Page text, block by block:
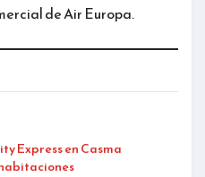
de Air Europa.
Express en Casma